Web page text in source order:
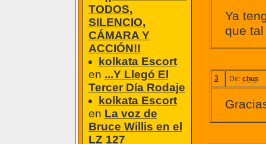
TODOS,
SILENCIO,
CÁMARA Y
ACCIÓN!!
kolkata Escort
en ...Y Llegó El
Tercer Día Rodaje
kolkata Escort
en La voz de
Bruce Willis en el
LZ 127
Ya
que
3 De: chus